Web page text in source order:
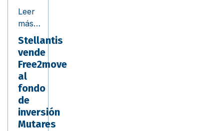
Leer
más…
Stellantis
vende
Free2move
al
fondo
de
inversión
Mutares